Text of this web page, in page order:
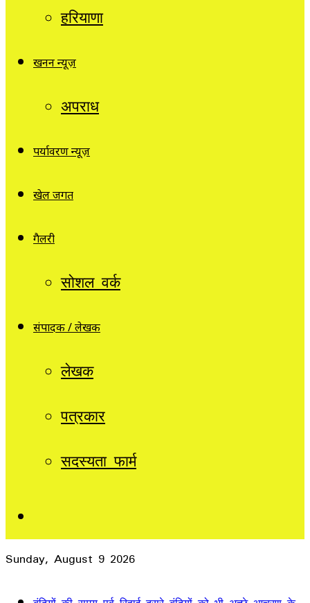
हरियाणा
खनन न्यूज़
अपराध
पर्यावरण न्यूज़
खेल जगत
गैलरी
सोशल वर्क
संपादक / लेखक
लेखक
पत्रकार
सदस्यता फार्म
Sunday, August 9 2026